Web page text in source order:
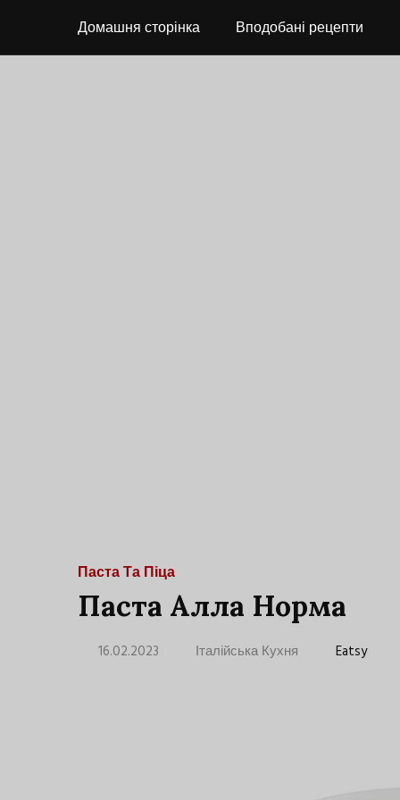
Домашня сторінка Вподобані рецепти
Паста Та Піца
Паста Алла Норма
16.02.2023 Італійська Кухня Eatsy